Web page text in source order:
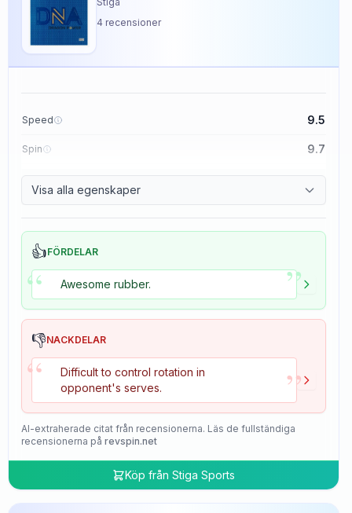
4 recensioner
Speed 9.5
Spin 9.7
Visa alla egenskaper
👍FÖRDELAR
“ Awesome rubber. ”
👎NACKDELAR
“
Difficult to control rotation in
opponent's serves.
”
AI-extraherade citat från recensionerna. Läs de fullständiga
recensionerna på revspin.net
Köp från Stiga Sports